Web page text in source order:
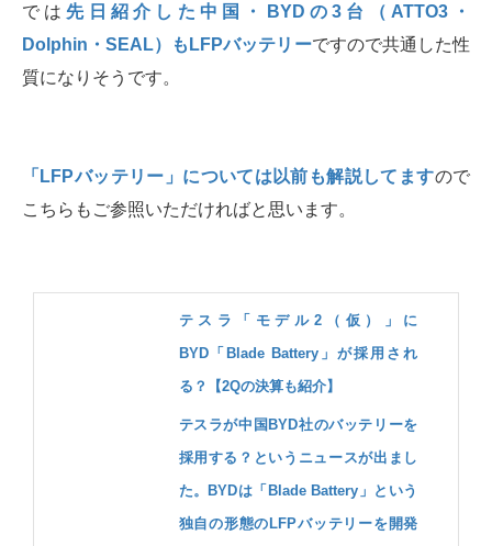
では 先日紹介した中国・BYDの3台（ATTO3・
Dolphin・SEAL）もLFPバッテリーですので共通した性
質になりそうです。
「LFPバッテリー」については以前も解説してますので
こちらもご参照いただければと思います。
テスラ「モデル2（仮）」に
BYD「Blade Battery」が採用され
る？【2Qの決算も紹介】
テスラが中国BYD社のバッテリーを
採用する？というニュースが出まし
た。BYDは「Blade Battery」という
独自の形態のLFPバッテリーを開発